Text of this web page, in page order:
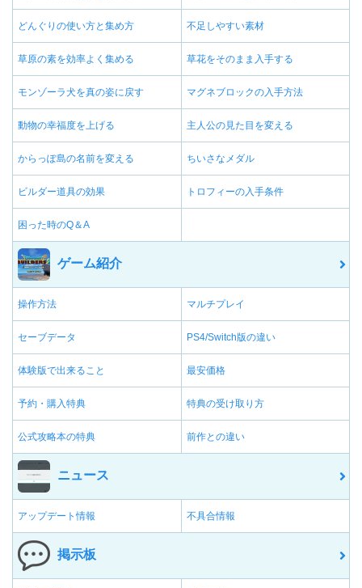
どんぐりの使い方と集め方 不足しやすい素材
草原の素を効率よく集める 草花をそのまま入手する
モンゾーラ犬を真の姿に戻す マグネブロックの入手方法
動物の幸福度を上げる 主人公の見た目を変える
からっぽ島の名前を変える ちいさなメダル
ビルダー道具の効果 トロフィーの入手条件
困った時のQ＆A
ゲーム紹介
操作方法 マルチプレイ
セーブデータ PS4/Switch版の違い
体験版で出来ること 最安価格
予約・購入特典 特典の受け取り方
公式攻略本の特典 前作との違い
ニュース
アップデート情報 不具合情報
掲示板